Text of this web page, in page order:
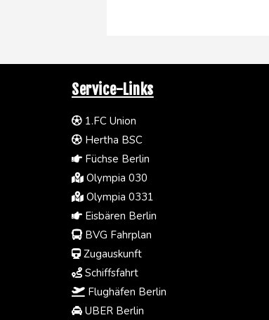
Service-Links
1.FC Union
Hertha BSC
Füchse Berlin
Olympia 030
Olympia 0331
Eisbären Berlin
BVG Fahrplan
Zugauskunft
Schiffsfahrt
Flughäfen Berlin
UBER Berlin